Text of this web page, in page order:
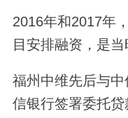
2016年和2017年
目安排融资，是当
福州中维先后与
信银行签署委托